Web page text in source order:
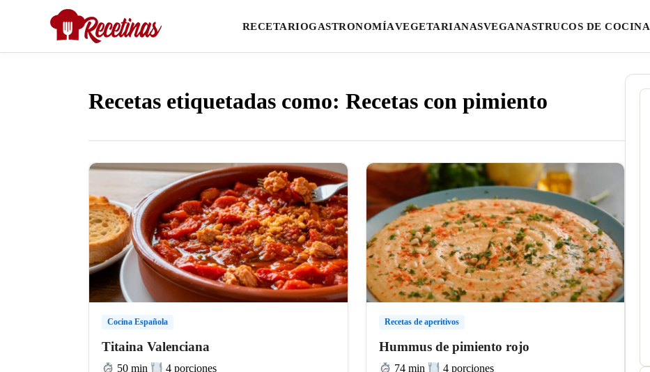
RECETARIOGASTRONOMÍAVEGETARIANASVEGANASTRUCOS DE COCINA
Recetas etiquetadas como: Recetas con pimiento
Cocina Española
Titaina Valenciana
50 min
4 porciones
Recetas de aperitivos
Hummus de pimiento rojo
74 min
4 porciones